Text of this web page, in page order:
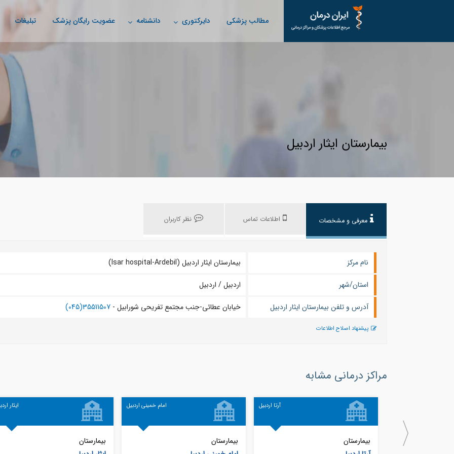
مطالب پزشکی دایرکتوری دانشنامه عضویت رایگان پزشک تبلیغات
بیمارستان ایثار اردبیل
معرفی و مشخصات اطلاعات تماس نظر کاربران
نام مرکز
بیمارستان ایثار اردبیل (Isar hospital-Ardebil)
استان/شهر
اردبيل / اردبيل
آدرس و تلفن بیمارستان ایثار اردبیل
خیابان عطائی-جنب مجتمع تفریحی شورابیل -35511507(045)
پیشنهاد اصلاح اطلاعات
مراکز درمانی مشابه
آرتا اردبیل
بیمارستان
امام خمینی اردبیل
بیمارستان
ایثار
بیمارستان